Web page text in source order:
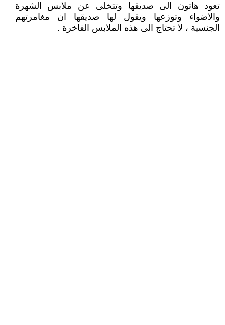
تعود هاتون الى صديقها وتتخلى عن ملابس الشهرة
والاضواء وتوزعها ويقول لها صديقها ان مغامرتهم
الجنسية ، لا تحتاج الى هذه الملابس الفاخرة .